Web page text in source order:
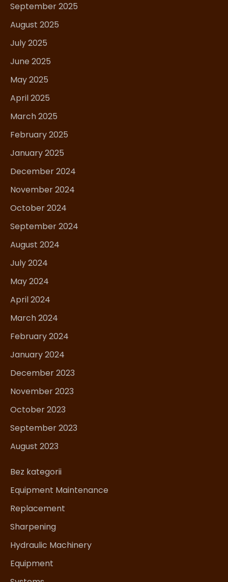
September 2025
August 2025
July 2025
June 2025
May 2025
April 2025
March 2025
February 2025
January 2025
December 2024
November 2024
October 2024
September 2024
August 2024
July 2024
May 2024
April 2024
March 2024
February 2024
January 2024
December 2023
November 2023
October 2023
September 2023
August 2023
Bez kategorii
Equipment Maintenance
Replacement
Sharpening
Hydraulic Machinery
Equipment